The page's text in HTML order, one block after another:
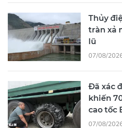
Thủy
tràn xả
lũ
07/08/
Đã xác
khiến
cao tốc
07/08/